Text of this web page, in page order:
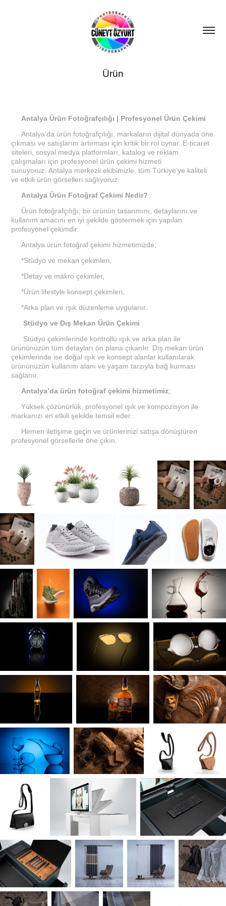
Ürün
Antalya Ürün Fotoğrafçılığı | Profesyonel Ürün Çekimi
Antalya’da ürün fotoğrafçılığı, markaların dijital dünyada öne
çıkması ve satışlarını artırması için kritik bir rol oynar. E-ticaret
siteleri, sosyal medya platformları, katalog ve reklam
çalışmaları için profesyonel ürün çekimi hizmeti
sunuyoruz. Antalya merkezli ekibimizle, tüm Türkiye’ye kaliteli
ve etkili ürün görselleri sağlıyoruz.
Antalya Ürün Fotoğraf Çekimi Nedir?
Ürün fotoğrafçılığı; bir ürünün tasarımını, detaylarını ve
kullanım amacını en iyi şekilde göstermek için yapılan
profesyonel çekimdir.
Antalya ürün fotoğraf çekimi hizmetimizde;
*Stüdyo ve mekan çekimleri,
*Detay ve makro çekimler,
*Ürün lifestyle konsept çekimleri,
*Arka plan ve ışık düzenleme uygulanır.
Stüdyo ve Dış Mekan Ürün Çekimi
Stüdyo çekimlerinde kontrollü ışık ve arka plan ile
ürününüzün tüm detayları ön plana çıkarılır. Dış mekan ürün
çekimlerinde ise doğal ışık ve konsept alanlar kullanılarak
ürününüzün kullanım alanı ve yaşam tarzıyla bağ kurması
sağlanır.
Antalya’da ürün fotoğraf çekimi hizmetimiz;
Yüksek çözünürlük, profesyonel ışık ve kompozisyon ile
markanızı en etkili şekilde temsil eder.
Hemen iletişime geçin ve ürünlerinizi satışa dönüştüren
profesyonel görsellerle öne çıkın.